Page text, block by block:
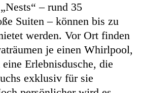
– rund 35
Suiten – können bis zu
werden. Vor Ort finden
je einen Whirlpool,
Erlebnisdusche, die
exklusiv für sie